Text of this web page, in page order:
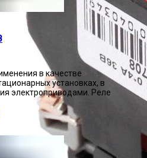
в качестве
установках, в
электроприводами. Реле